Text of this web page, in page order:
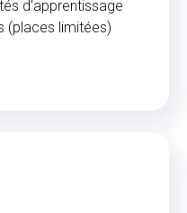
d'apprentissage
(places limitées)